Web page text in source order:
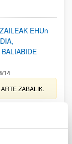
EHUn
14
ZABALIK.